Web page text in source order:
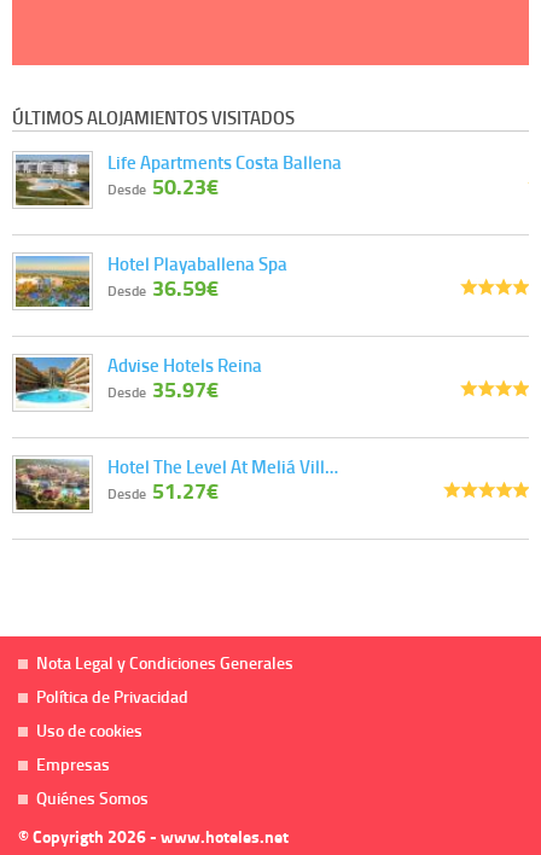
ÚLTIMOS ALOJAMIENTOS VISITADOS
Life Apartments Costa Ballena
Desde 50.23€
Hotel Playaballena Spa
Desde 36.59€
Advise Hotels Reina
Desde 35.97€
Hotel The Level At Meliá Vill…
Desde 51.27€
Nota Legal y Condiciones Generales
Política de Privacidad
Uso de cookies
Empresas
Quiénes Somos
© Copyrigth 2026 - www.hoteles.net